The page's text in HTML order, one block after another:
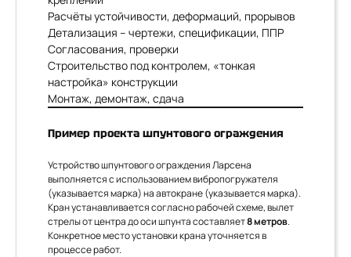
Расчёты устойчивости, деформаций, прорывов
Детализация – чертежи, спецификации, ППР
Согласования, проверки
Строительство под контролем, «тонкая
настройка» конструкции
Монтаж, демонтаж, сдача
Пример проекта шпунтового ограждения
Устройство шпунтового ограждения Ларсена
выполняется с использованием вибропогружателя
(указывается марка) на автокране (указывается марка).
Кран устанавливается согласно рабочей схеме, вылет
стрелы от центра до оси шпунта составляет8 метров.
Конкретное место установки крана уточняется в
процессе работ.